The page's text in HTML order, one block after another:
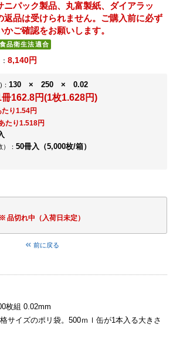
パック製品、丸富製紙、ダイアラッ
返品は受けられません。ご購入前に必ず
ご確認をお願いします。
8,140円
： 130 × 250 × 0.02
冊162.8円(1枚1.628円)
り1.54円
たり1.518円
： 50冊入（5,000枚/箱）
品切れ中（入荷日未定）
前に戻る
枚組 0.02mm
サイズのポリ袋。500ｍｌ缶が1本入る大きさ